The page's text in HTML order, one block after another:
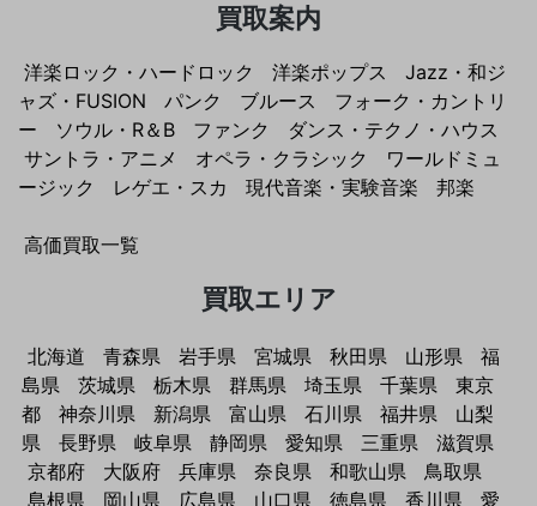
買取案内
洋楽ロック・ハードロック 洋楽ポップス
Jazz・和ジ
ャズ・FUSION
パンク ブルース
フォーク・カントリ
ー
ソウル・R＆B ファンク
ダンス・テクノ・ハウス
サントラ・アニメ
オペラ・クラシック
ワールドミュ
ージック
レゲエ・スカ 現代音楽・実験音楽 邦楽
高価買取一覧
買取エリア
北海道 青森県 岩手県 宮城県 秋田県 山形県
福
島県
茨城県 栃木県 群馬県 埼玉県 千葉県
東京
都
神奈川県 新潟県 富山県 石川県 福井県
山梨
県
長野県 岐阜県 静岡県 愛知県 三重県
滋賀県
京都府
大阪府 兵庫県 奈良県 和歌山県
鳥取県
島根県
岡山県 広島県 山口県 徳島県 香川県 愛